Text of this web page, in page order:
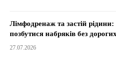
Лімфодренаж та застій рідини:
позбутися набряків без
27.07.2026